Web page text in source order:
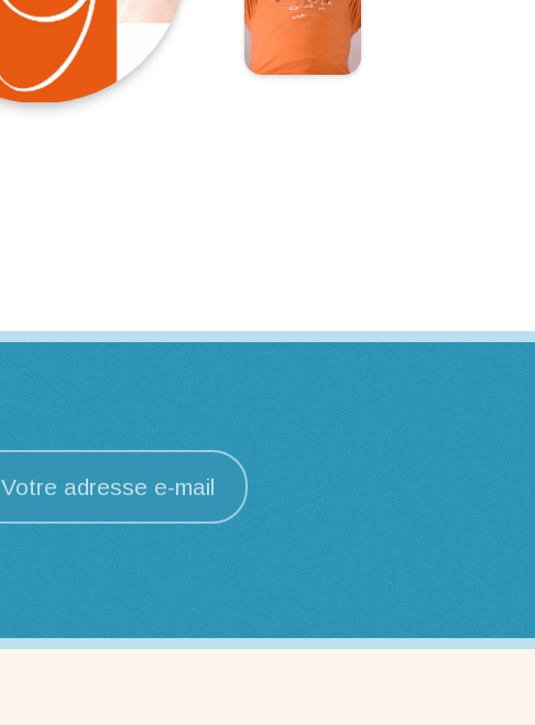
Votre adresse e-mail